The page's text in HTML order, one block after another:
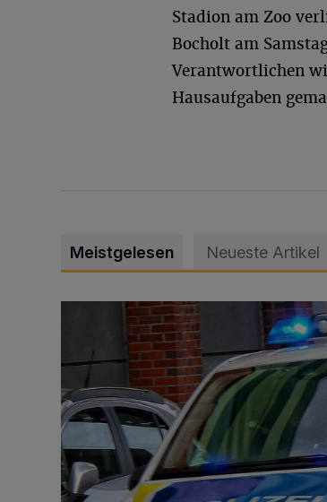
Stadion am Zoo
Bocholt am
Verantwortlichen
Hausaufgaben
Meistgelesen Neueste Artikel
Mann beschädigt Autos in Parkhaus